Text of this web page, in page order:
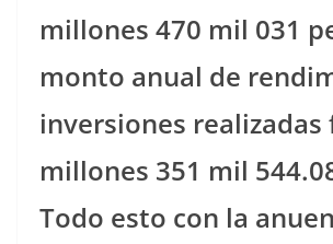
millones 470 mil 031
monto anual de
inversiones realizadas
millones 351 mil
Todo esto con la